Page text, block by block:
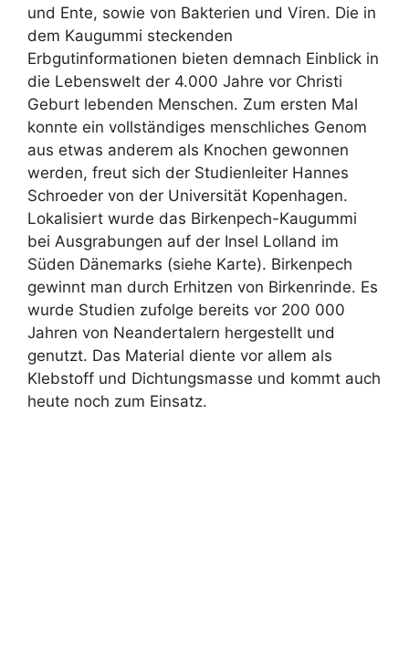
und Ente, sowie von Bakterien und Viren. Die in
dem Kaugummi steckenden
Erbgutinformationen bieten demnach Einblick in
die Lebenswelt der 4.000 Jahre vor Christi
Geburt lebenden Menschen. Zum ersten Mal
konnte ein vollständiges menschliches Genom
aus etwas anderem als Knochen gewonnen
werden, freut sich der Studienleiter Hannes
Schroeder von der Universität Kopenhagen.
Lokalisiert wurde das Birkenpech-Kaugummi
bei Ausgrabungen auf der Insel Lolland im
Süden Dänemarks (siehe Karte). Birkenpech
gewinnt man durch Erhitzen von Birkenrinde. Es
wurde Studien zufolge bereits vor 200 000
Jahren von Neandertalern hergestellt und
genutzt. Das Material diente vor allem als
Klebstoff und Dichtungsmasse und kommt auch
heute noch zum Einsatz.